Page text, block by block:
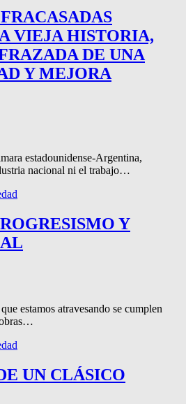
VIEJA HISTORIA,
DE UNA
Y MEJORA
estadounidense-Argentina,
nacional ni el trabajo…
Y
estamos atravesando se cumplen
obras…
UN CLÁSICO